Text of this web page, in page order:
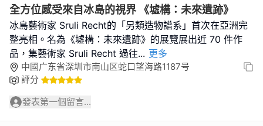
全方位感受來自冰島的視界 《墟構：未來遺跡》
冰島藝術家 Sruli Recht的「另類造物譜系」首次在亞洲完
整亮相。名為《墟構：未來遺跡》的展覽展出近 70 件作
品，集藝術家 Sruli Recht 過往... 更多
中國广东省深圳市南山区蛇口望海路1187号
評分
發表第一個留言...